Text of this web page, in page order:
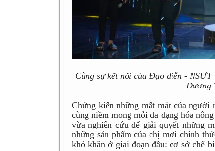
Cùng sự kết nối của Đạo diễn -
Dương
Chứng kiến những mất mát của người
cùng niềm mong mỏi đa dạng hóa
vừa nghiên cứu để giải quyết những
những sản phẩm của chị mới chính
khó khăn ở giai đoạn đầu: cơ sở chế